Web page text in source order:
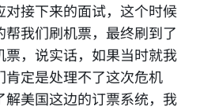
对接下来的面试，这个时候
帮我们刷机票，最终刷到了
票，说实话，如果当时就我
肯定是处理不了这次危机
解美国这边的订票系统，我